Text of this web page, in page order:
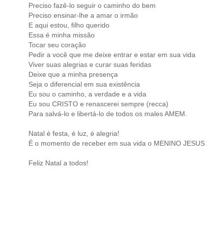
Preciso fazê-lo seguir o caminho do bem
Preciso ensinar-lhe a amar o irmão
E aqui estou, filho querido
Essa é minha missão
Tocar seu coração
Pedir a você que me deixe entrar e estar em sua vida
Viver suas alegrias e curar suas feridas
Deixe que a minha presença
Seja o diferencial em sua existência
Eu sou o caminho, a verdade e a vida
Eu sou CRISTO e renascerei sempre (recca)
Para salvá-lo e libertá-lo de todos os males AMEM.
Natal é festa, é luz, é alegria!
É o momento de receber em sua vida o MENINO JESUS
Feliz Natal a todos!